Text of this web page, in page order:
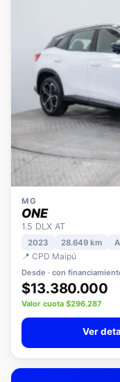
MG
ONE
1.5 DLX AT
2023 28.649 km
📍 CPD Maipú
Desde · con financiamiento
$13.380.000
Valor cuota $296.287